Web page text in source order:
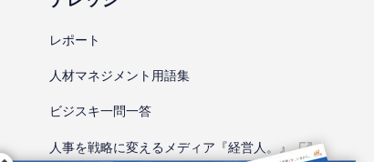
レポート
⼈材マネジメント⽤語集
ビジスキ⼀問⼀答
人事を戦略に変えるメディア『経営人。』